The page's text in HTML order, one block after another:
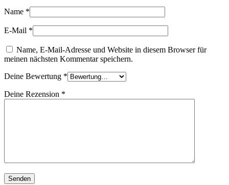
Name *
E-Mail *
Name, E-Mail-Adresse und Website in diesem Browser für
meinen nächsten Kommentar speichern.
Deine Bewertung *
Deine Rezension *